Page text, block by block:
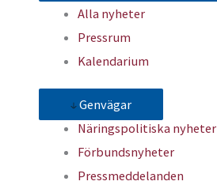
Alla nyheter
Pressrum
Kalendarium
Genvägar
Näringspolitiska nyheter
Förbundsnyheter
Pressmeddelanden